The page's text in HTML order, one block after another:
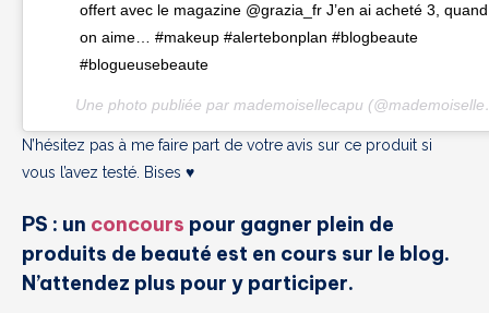
offert avec le magazine @grazia_fr J’en ai acheté 3, quand
on aime… #makeup #alertebonplan #blogbeaute
#blogueusebeaute
Une
N’hésitez pas à me faire part de votre avis sur ce produit si
vous l’avez testé. Bises ♥
PS : un concours pour gagner plein de
produits de beauté est en cours sur le blog.
N’attendez plus pour y participer.